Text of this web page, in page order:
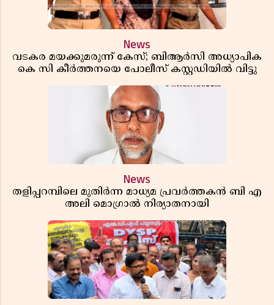
News
വടകര മയക്കുമരുന്ന് കേസ്; ബിആർസി അധ്യാപിക
കെ സി കീർത്തനയെ പോലീസ് കസ്റ്റഡിയിൽ വിട്ടു
News
തളിപ്പറമ്പിലെ മുതിർന്ന മാധ്യമ പ്രവർത്തകൻ ബി എ
അലി മൊഗ്രാൽ നിര്യാതനായി